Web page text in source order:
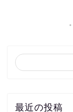
最近の投稿